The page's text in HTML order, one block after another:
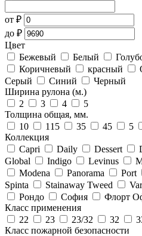
от ₽
до ₽
Цвет
Бежевый
Белый
Коричневый
красный
Серый
Синий
Черный
Ширина рулона (м.)
2
3 4
5
Толщина общая, мм.
10
115 35 45 5
Коллекция
Capri
Daily Dessert
Global
Indigo Levinus
Modena
Panorama Port
Spinta
Stainaway Tweed
Рондо
София Флорт
Класс применения
22
23 23/32 32
Класс пожарной безопасности